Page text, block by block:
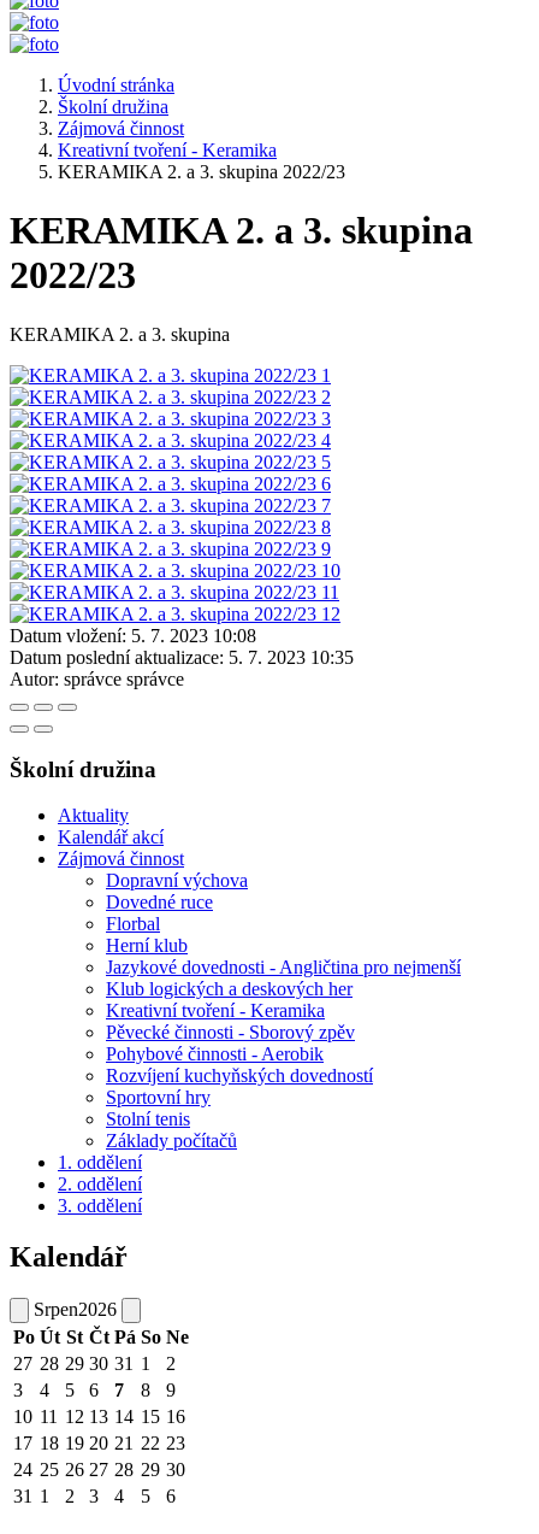
Úvodní stránka
Školní družina
Zájmová činnost
Kreativní tvoření - Keramika
KERAMIKA 2. a 3. skupina 2022/23
KERAMIKA 2. a 3. skupina
2022/23
KERAMIKA 2. a 3. skupina
Datum vložení: 5. 7. 2023 10:08
Datum poslední aktualizace: 5. 7. 2023 10:35
Autor: správce správce
Školní družina
Aktuality
Kalendář akcí
Zájmová činnost
Dopravní výchova
Dovedné ruce
Florbal
Herní klub
Jazykové dovednosti - Angličtina pro nejmenší
Klub logických a deskových her
Kreativní tvoření - Keramika
Pěvecké činnosti - Sborový zpěv
Pohybové činnosti - Aerobik
Rozvíjení kuchyňských dovedností
Sportovní hry
Stolní tenis
Základy počítačů
1. oddělení
2. oddělení
3. oddělení
Kalendář
Srpen2026
Po Út St Čt Pá So Ne
27 28 29 30 31 1
2
3
4 5 6 7 8
9
10 11 12 13 14 15 16
17 18 19 20 21 22 23
24 25 26 27 28 29 30
31 1 2 3 4 5 6